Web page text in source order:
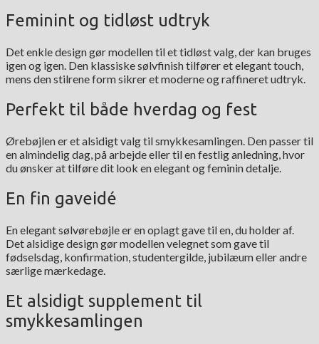
Feminint og tidløst udtryk
Det enkle design gør modellen til et tidløst valg, der kan bruges
igen og igen. Den klassiske sølvfinish tilfører et elegant touch,
mens den stilrene form sikrer et moderne og raffineret udtryk.
Perfekt til både hverdag og fest
Ørebøjlen er et alsidigt valg til smykkesamlingen. Den passer til
en almindelig dag, på arbejde eller til en festlig anledning, hvor
du ønsker at tilføre dit look en elegant og feminin detalje.
En fin gaveidé
En elegant sølvørebøjle er en oplagt gave til en, du holder af.
Det alsidige design gør modellen velegnet som gave til
fødselsdag, konfirmation, studentergilde, jubilæum eller andre
særlige mærkedage.
Et alsidigt supplement til
smykkesamlingen